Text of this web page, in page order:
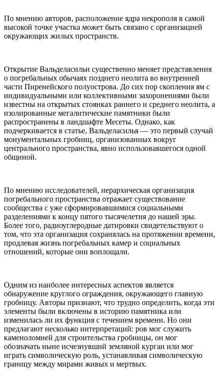
По мнению авторов, расположение ядра некрополя в самой
высокой точке участка может быть связано с организацией
окружающих жилых пространств.
Открытие Вальделасильи существенно меняет представления
о погребальных обычаях позднего неолита во внутренней
части Пиренейского полуострова. До сих пор скопления ям с
индивидуальными или коллективными захоронениями были
известны на открытых стоянках раннего и среднего неолита, а
изолированные мегалитические памятники были
распространены в ландшафте Месеты. Однако, как
подчеркивается в статье, Вальделасилья — это первый случай
монументальных гробниц, организованных вокруг
центрального пространства, явно использовавшегося одной
общиной.
По мнению исследователей, иерархическая организация
погребального пространства отражает существование
сообщества с уже сформировавшимися социальными
разделениями к концу пятого тысячелетия до нашей эры.
Более того, радиоуглеродные датировки свидетельствуют о
том, что эта организация сохранялась на протяжении времени,
продлевая жизнь погребальных камер и социальных
отношений, которые они воплощали.
Одним из наиболее интересных аспектов является
обнаружение круглого ограждения, окружающего главную
гробницу. Авторы признают, что трудно определить, когда эти
элементы были включены в историю памятника или
изменилась ли их функция с течением времени. Но они
предлагают несколько интерпретаций: ров мог служить
каменоломней для строительства гробницы, он мог
обозначать ныне исчезнувший земляной курган или мог
играть символическую роль, устанавливая символическую
границу между мирами живых и мертвых.